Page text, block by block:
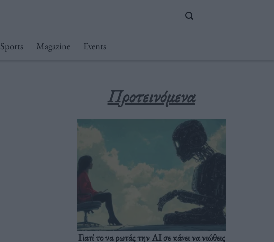
Sports Magazine Events
Προτεινόμενα
Γιατί το να ρωτάς την AI σε κάνει να νιώθεις